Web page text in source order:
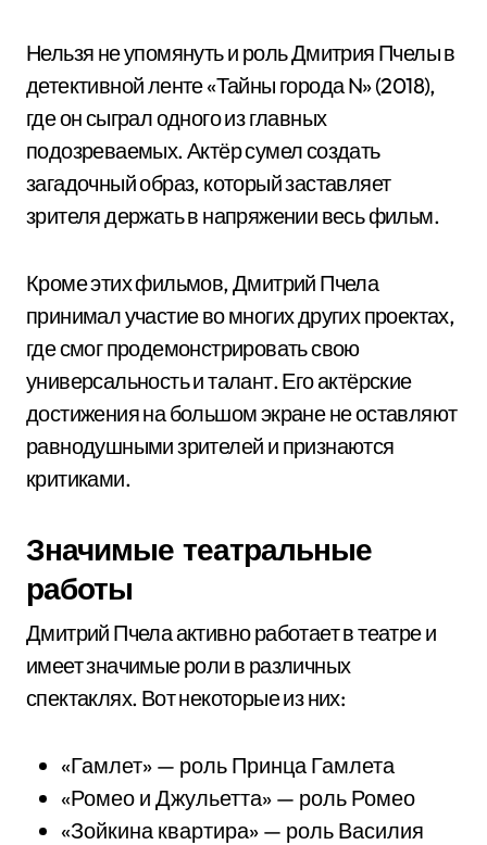
Нельзя не упомянуть и роль Дмитрия Пчелы в
детективной ленте «Тайны города N» (2018),
где он сыграл одного из главных
подозреваемых. Актёр сумел создать
загадочный образ, который заставляет
зрителя держать в напряжении весь фильм.
Кроме этих фильмов, Дмитрий Пчела
принимал участие во многих других проектах,
где смог продемонстрировать свою
универсальность и талант. Его актёрские
достижения на большом экране не оставляют
равнодушными зрителей и признаются
критиками.
Значимые театральные
работы
Дмитрий Пчела активно работает в театре и
имеет значимые роли в различных
спектаклях. Вот некоторые из них:
«Гамлет» — роль Принца Гамлета
«Ромео и Джульетта» — роль Ромео
«Зойкина квартира» — роль Василия